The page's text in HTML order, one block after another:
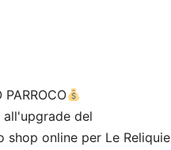
PARROCO
del
shop online per Le Reliquie